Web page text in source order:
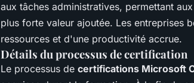
aux tâches administratives, permettant
plus forte valeur ajoutée. Les entreprises
ressources et d'une productivité accrue.
Détails du processus de certification
Le processus de certifications Microsoft